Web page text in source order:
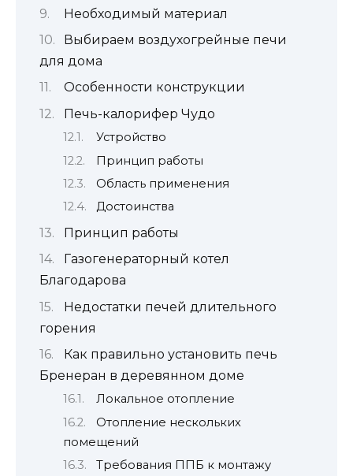
Необходимый материал
Выбираем воздухогрейные печи
для дома
Особенности конструкции
Печь-калорифер Чудо
Устройство
Принцип работы
Область применения
Достоинства
Принцип работы
Газогенераторный котел
Благодарова
Недостатки печей длительного
горения
Как правильно установить печь
Бренеран в деревянном доме
Локальное отопление
Отопление нескольких
помещений
Требования ППБ к монтажу